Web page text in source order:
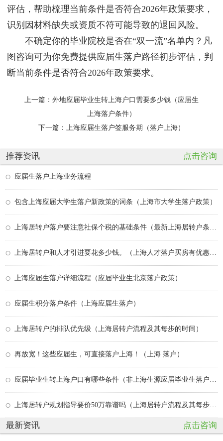
评估，帮助梳理当前条件是否符合2026年政策要求，
识别因材料缺失或资质不符可能导致的退回风险。
不确定你的毕业院校是否在“双一流”名单内？凡
图咨询可为你免费提供应届生落户路径初步评估，判
断当前条件是否符合2026年政策要求。
上一篇： 外地应届毕业生转上海户口需要多少钱（应届生
上海落户条件）
下一篇：
上海应届生落户签服务期（落户上海）
推荐资讯 点击咨询
应届生落户上海业务流程
包含上海应届大学生落户新政策的词条（上海市大学生落户政策）
上海应届生落户详细流程（应届毕业生北京落户政策）
应届生积分落户条件（上海应届生落户）
上海居转户的排队优先级（上海居转户流程及其每步的时间）
再放宽！这些应届生，可直接落户上海！（上海 落户）
最新资讯 点击咨询